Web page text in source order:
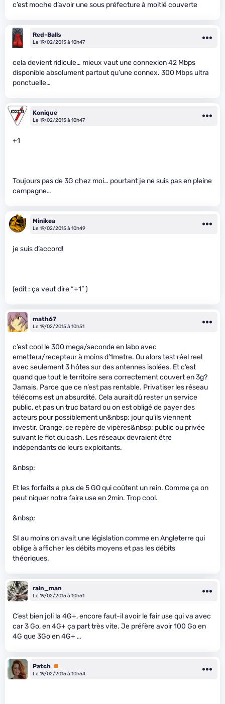
c’est moche d’avoir une sous préfecture à moitié couverte
Red-Balls
Le 19/02/2015 à 10h47
cela devient ridicule… mieux vaut une connexion 42 Mbps
disponible absolument partout qu’une connex. 300 Mbps ultra
ponctuelle…
Konique
Le 19/02/2015 à 10h47
+1
Toujours pas de 3G chez moi… pourtant je ne suis pas en pleine
campagne…
Minikea
Le 19/02/2015 à 10h49
je suis d’accord!
(edit : ça veut dire “+1” )
math67
Le 19/02/2015 à 10h51
c’est cool le 300 mega/seconde en labo avec
emetteur/recepteur à moins d’1metre. Ou alors test réel reel
avec seulement 3 hôtes sur des antennes isolées. Et c’est
quand que tout le territoire sera correctement couvert en 3g?
Jamais. Parce que ce n’est pas rentable. Privatiser les réseau
télécoms est un absurdité. Cela aurait dû rester un service
public, et pas un truc batard ou on est obligé de payer des
acteurs pour possiblement un&nbsp; jour qu’ils viennent
investir. Orange, ce repère de vipères&nbsp; public ou privée
suivant le flot du cash. Les réseaux devraient être
indépendants de leurs exploitants.
&nbsp;
Et les forfaits a plus de 5 GO qui coûtent un rein. Comme ça on
peut niquer notre faire use en 2min. Trop cool.
&nbsp;
SI au moins on avait une législation comme en Angleterre qui
oblige à afficher les débits moyens et pas les débits
théoriques.
rain_man
Le 19/02/2015 à 10h51
C’est bien joli la 4G+, encore faut-il avoir le fair use qui va avec
car 3 Go, en 4G+ ça part très vite. Je préfère avoir 100 Go en
4G que 3Go en 4G+ …
Patch Premium
Le 19/02/2015 à 10h54